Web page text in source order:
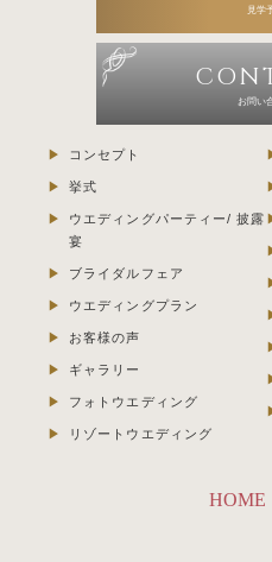
見学
お問い
コンセプト
挙式
ウエディングパーティー/ 披露
宴
ブライダルフェア
ウエディングプラン
お客様の声
ギャラリー
フォトウエディング
リゾートウエディング
HOME